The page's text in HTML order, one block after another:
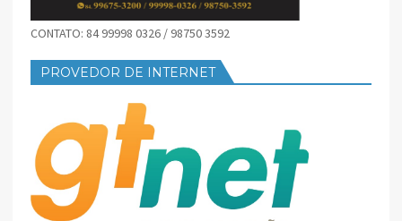
CONTATO: 84 99998 0326 / 98750 3592
PROVEDOR DE INTERNET